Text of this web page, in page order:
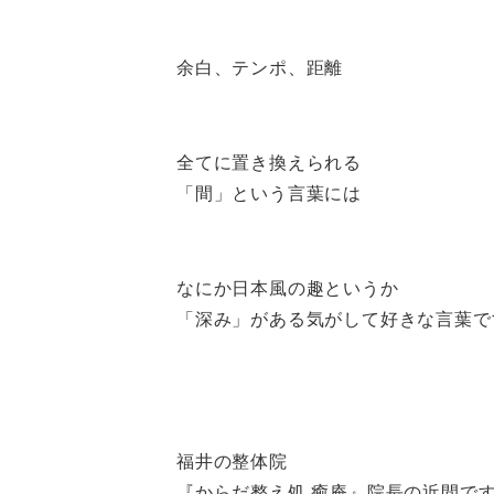
余白、テンポ、距離
全てに置き換えられる
「間」という言葉には
なにか日本風の趣というか
「深み」がある気がして好きな言葉で
福井の整体院